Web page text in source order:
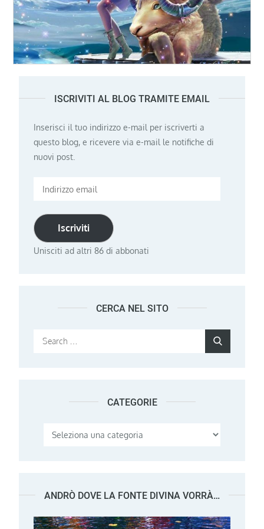
ISCRIVITI AL BLOG TRAMITE EMAIL
Inserisci il tuo indirizzo e-mail per iscriverti a
questo blog, e ricevere via e-mail le notifiche di
nuovi post.
Indirizzo
Iscriviti
Unisciti ad altri 86 di abbonati
CERCA NEL SITO
Search
CATEGORIE
Categorie
ANDRÒ DOVE LA FONTE DIVINA VORRÀ…